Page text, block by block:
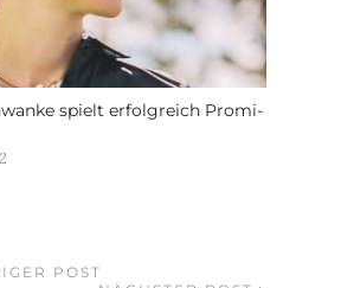
spielt erfolgreich Promi-
POST